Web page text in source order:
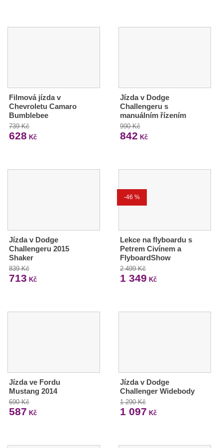
Filmová jízda v
Chevroletu Camaro
Bumblebee
739 Kč
628 Kč
Jízda v Dodge
Challengeru s
manuálním řízením
990 Kč
842 Kč
Jízda v Dodge
Challengeru 2015
Shaker
839 Kč
713 Kč
-46 %
Lekce na flyboardu s
Petrem Civínem a
FlyboardShow
2 499 Kč
1 349 Kč
Jízda ve Fordu
Mustang 2014
690 Kč
587 Kč
Jízda v Dodge
Challenger Widebody
1 290 Kč
1 097 Kč